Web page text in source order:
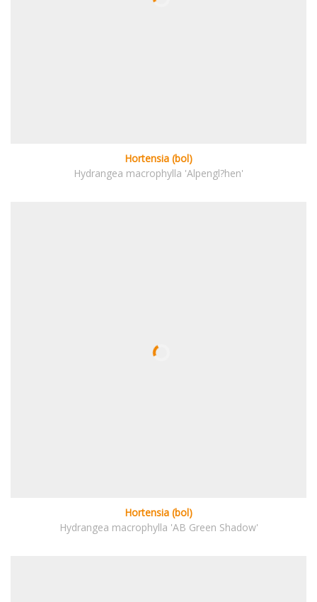
Hortensia (bol)
Hydrangea macrophylla 'Alpengl?hen'
Hortensia (bol)
Hydrangea macrophylla 'AB Green Shadow'